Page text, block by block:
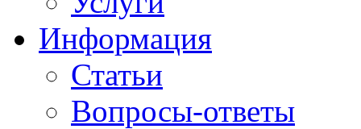
Информация
Статьи
Вопросы-ответы